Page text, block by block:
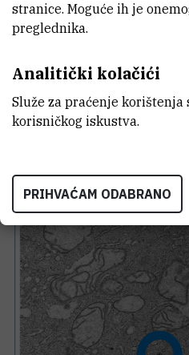
stranice. Moguće ih je
preglednika.
Analitički kolačići
Služe za praćenje
korisničkog iskustva.
PRIHVAĆAM ODABRANO